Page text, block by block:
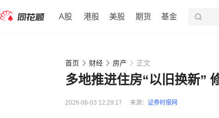
A股 港股 美股 期货 基金
首页 财经 房产 正文
多地推进住房“以旧换新”
2026-06-03 12:29:17 来源： 证券时报网